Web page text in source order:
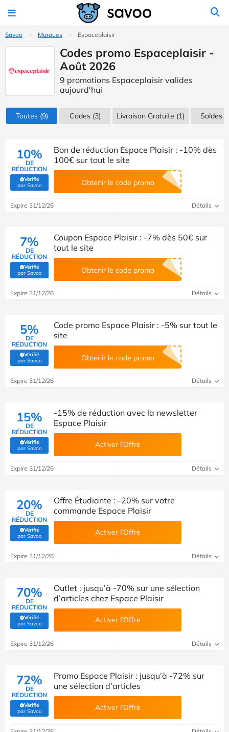
Savoo Marques Espaceplaisir
Codes promo Espaceplaisir -
Août 2026
9 promotions Espaceplaisir valides
aujourd'hui
Toutes(9) Codes(3) Livraison Gratuite (1) Soldes
10%
DE
RÉDUCTION
Vérifié
par Savoo(Vérifié par Savoo)
Bon de réduction Espace Plaisir : -10% dès
100€ sur tout le site
Obtenir le code promo
Expire 31/12/26 Détails
7%
DE
RÉDUCTION
Vérifié
par Savoo(Vérifié par Savoo)
Coupon Espace Plaisir : -7% dès 50€ sur
tout le site
Obtenir le code promo
Expire 31/12/26 Détails
5%
DE
RÉDUCTION
Vérifié
par Savoo(Vérifié par Savoo)
Code promo Espace Plaisir : -5% sur tout le
site
Obtenir le code promo
Expire 31/12/26 Détails
15%
DE
RÉDUCTION
Vérifié
par Savoo(Vérifié par Savoo)
-15% de réduction avec la newsletter
Espace Plaisir
Activer l’Offre
Expire 31/12/26 Détails
20%
DE
RÉDUCTION
Vérifié
par Savoo(Vérifié par Savoo)
Offre Étudiante : -20% sur votre
commande Espace Plaisir
Activer l’Offre
Expire 31/12/26 Détails
70%
DE
RÉDUCTION
Vérifié
par Savoo(Vérifié par Savoo)
Outlet : jusqu’à -70% sur une sélection
d’articles chez Espace Plaisir
Activer l’Offre
Expire 31/12/26 Détails
72%
DE
RÉDUCTION
Vérifié
par Savoo(Vérifié par Savoo)
Promo Espace Plaisir : jusqu’à -72% sur
une sélection d’articles
Activer l’Offre